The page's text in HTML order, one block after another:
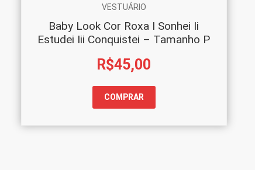
VESTUÁRIO
Baby Look Cor Roxa I Sonhei Ii
Estudei Iii Conquistei – Tamanho P
R$45,00
COMPRAR